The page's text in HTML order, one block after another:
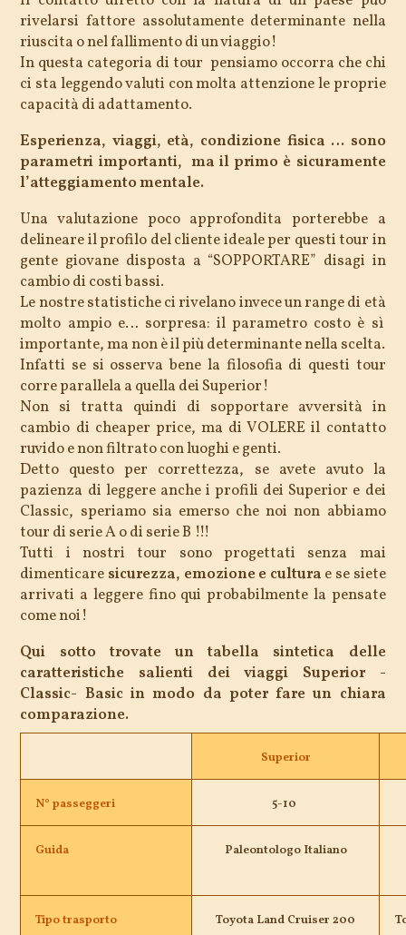
rivelarsi fattore assolutamente determinante nella
riuscita o nel fallimento di un viaggio!
In questa categoria di tour pensiamo occorra che chi
ci sta leggendo valuti con molta attenzione le proprie
capacità di adattamento.
Esperienza, viaggi, età, condizione fisica … sono
parametri importanti, ma il primo è sicuramente
l’atteggiamento mentale.
Una valutazione poco approfondita porterebbe a
delineare il profilo del cliente ideale per questi tour in
gente giovane disposta a “SOPPORTARE” disagi in
cambio di costi bassi.
Le nostre statistiche ci rivelano invece un range di età
molto ampio e… sorpresa: il parametro costo è sì
importante, ma non è il più determinante nella scelta.
Infatti se si osserva bene la filosofia di questi tour
corre parallela a quella dei Superior!
Non si tratta quindi di sopportare avversità in
cambio di cheaper price, ma di VOLERE il contatto
ruvido e non filtrato con luoghi e genti.
Detto questo per correttezza, se avete avuto la
pazienza di leggere anche i profili dei Superior e dei
Classic, speriamo sia emerso che noi non abbiamo
tour di serie A o di serie B !!!
Tutti i nostri tour sono progettati senza mai
dimenticare sicurezza, emozione e cultura e se siete
arrivati a leggere fino qui probabilmente la pensate
come noi!
Qui sotto trovate un tabella sintetica delle
caratteristiche salienti dei viaggi Superior -
Classic- Basic in modo da poter fare un chiara
comparazione.
Superior
N° passeggeri 5-10
Guida
Paleontologo Italiano
Tipo trasporto
Toyota Land Cruiser 200